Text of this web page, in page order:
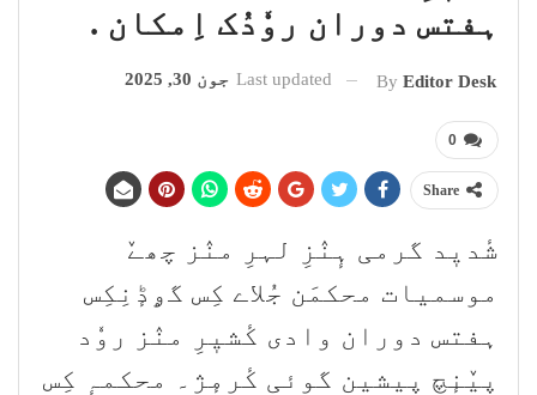
ہفتس دوران روٗدُک اِمکان .
By Editor Desk
Last updated جون 30, 2025
0
Share
شٔدیٖد گرمی ہٕنٛزِ لہرِ منٛز چھےٚ
موسمیات محکمَن جُلاے کِس گۄڈٕنِکِس
ہفتس دوران وادی کٔشیٖرِ منٛز روٗد
پیٚنٕچ پیشین گوئی کٔرمٕژ۔ محکمہٕ کِس